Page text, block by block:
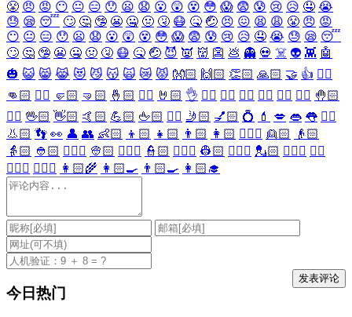
😤 😠 😡 😶 😐 😑 😯 😦 😧 😮 😲 😵 😳 😱 😨 😰 😢 😥 🤤 😭
😓 😪 😴 🙄 🤔 🤥 😬 🤐 🤢 🤧 😷 🤒 🤕 😣 😖 😫 😩 😤 😠 😡
😶 😐 😑 😯 😦 😧 😮 😲 😵 😳 😱 😨 😰 😢 😥 🤤 😭 😓 😪 😴
🙄 🤔 🤥 😬 🤐 🤢 🤧 😷 🤒 🤕 😈 👿 👹 👺 💩 👻 💀 ☠️ 👽 👾 🤖
🎃 😺 😸 😹 😻 😼 😽 🙀 😿 😾 👐🏻 🙌🏻 👏🏻 🙏🏻 🤝 👍 👎🏻
👊🏻 ✊🏻 🤛🏻 🤜🏻 🤞🏻 ✌🏻 🤘🏻 👌 👈🏻 👉🏻 👆🏻 👇🏻 ☝🏻 ✋🏻 🤚🏻
🖐🏻 🖖🏻 👋🏻 🤙🏻 💪🏻 🖕🏻 ✍🏻 🤳🏻 💅🏻 💍 💄 💋 👄 👅 👂🏻
👃🏻 👣 👀 👤 👥 👶🏻 👦🏻 👧🏻 👨🏻 👩🏻 👱🏻‍♀️ 👱🏻
👴🏻
👵🏻 👲🏻 👳🏻‍♀️ 👳🏻 👮🏻‍♀️ 👮🏻 👷🏻‍♀️ 👷🏻 💂🏻‍♀️ 💂🏻 🕵🏻‍♀️ 🕵🏻
👩🏻‍⚕️ 👨🏻‍⚕️ 👩🏻‍🌾 👩🏻‍🍳 👨🏻‍🍳 👩🏻‍🎓
今日热门